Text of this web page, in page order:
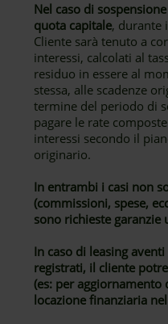
Nel caso di
quota capitale, durante
Cliente sarà tenuto a
interessi, calcolati al
residuo in essere al
stessa, alle scadenze
termine del periodo di
pagare le rate
interessi secondo il
originario.
In entrambi i casi non
(commissioni, spese,
sono richieste garanzie
In caso di leasing
registrati, il cliente
(es: per aggiornamento
locazione finanziaria